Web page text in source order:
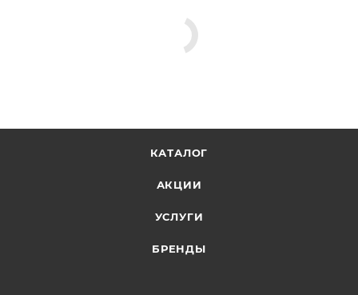
КАТАЛОГ
АКЦИИ
УСЛУГИ
БРЕНДЫ